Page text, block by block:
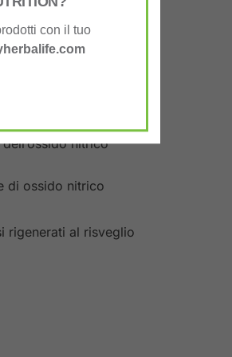
con il tuo
sua volta aumenta la
nitrico
di ossido nitrico
rigenerati al risveglio